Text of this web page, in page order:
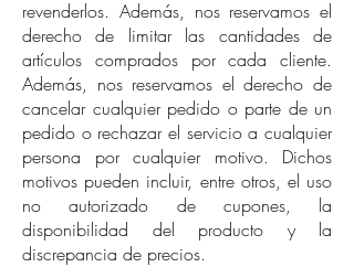
revenderlos. Además, nos reservamos el
derecho de limitar las cantidades de
artículos comprados por cada cliente.
Además, nos reservamos el derecho de
cancelar cualquier pedido o parte de un
pedido o rechazar el servicio a cualquier
persona por cualquier motivo. Dichos
motivos pueden incluir, entre otros, el uso
no autorizado de cupones, la
disponibilidad del producto y la
discrepancia de precios.